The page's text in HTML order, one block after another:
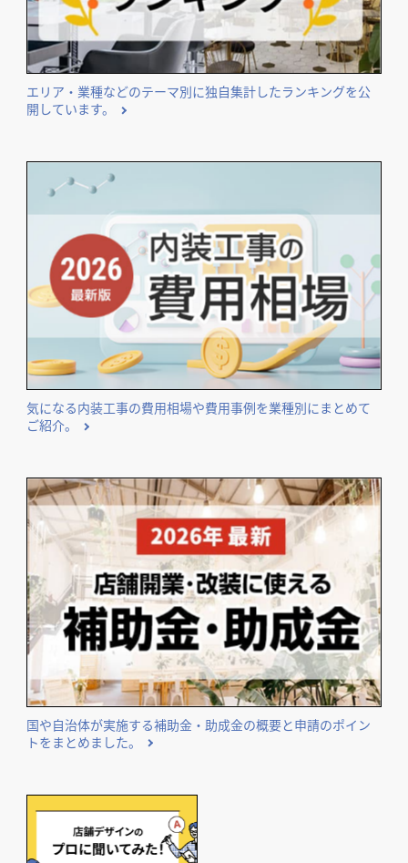
エリア・業種などのテーマ別に独自集計したランキングを公
開しています。
気になる内装工事の費用相場や費用事例を業種別にまとめて
ご紹介。
国や自治体が実施する補助金・助成金の概要と申請のポイン
トをまとめました。